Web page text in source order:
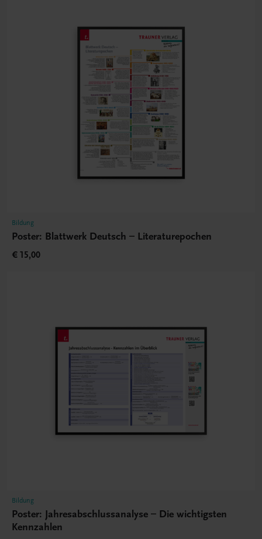
Bildung
Poster: Blattwerk Deutsch – Literaturepochen
€ 15,00
Bildung
Poster: Jahresabschlussanalyse – Die wichtigsten
Kennzahlen